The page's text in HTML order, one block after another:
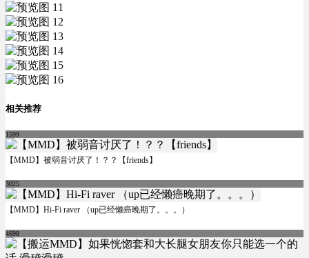
相关推荐
1599
【MMD】被弱音讨厌了！？？【friends】
3025
【MMD】Hi-Fi raver （up已经懒癌晚期了。。。）
4698